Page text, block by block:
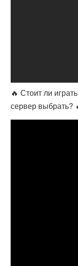
🔥 Стоит ли
сервер выбрать?